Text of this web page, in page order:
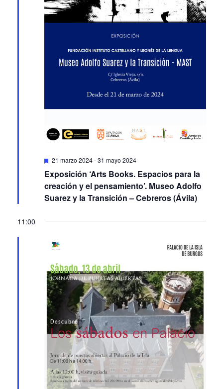
Featured
21 marzo 2024-31 mayo 2024
Exposición ‘Arts Books. Espacios para la
creación y el pensamiento’. Museo Adolfo
Suarez y la Transición – Cebreros (Ávila)
11:00